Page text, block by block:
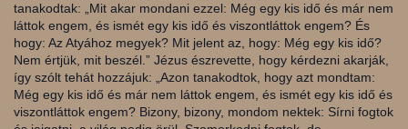
tanakodtak: „Mit akar mondani ezzel: Még egy kis idő és már nem
láttok engem, és ismét egy kis idő és viszontláttok engem? És
hogy: Az Atyához megyek? Mit jelent az, hogy: Még egy kis idő?
Nem értjük, mit beszél.” Jézus észrevette, hogy kérdezni akarják,
így szólt tehát hozzájuk: „Azon tanakodtok, hogy azt mondtam:
Még egy kis idő és már nem láttok engem, és ismét egy kis idő és
viszontláttok engem? Bizony, bizony, mondom nektek: Sírni fogtok